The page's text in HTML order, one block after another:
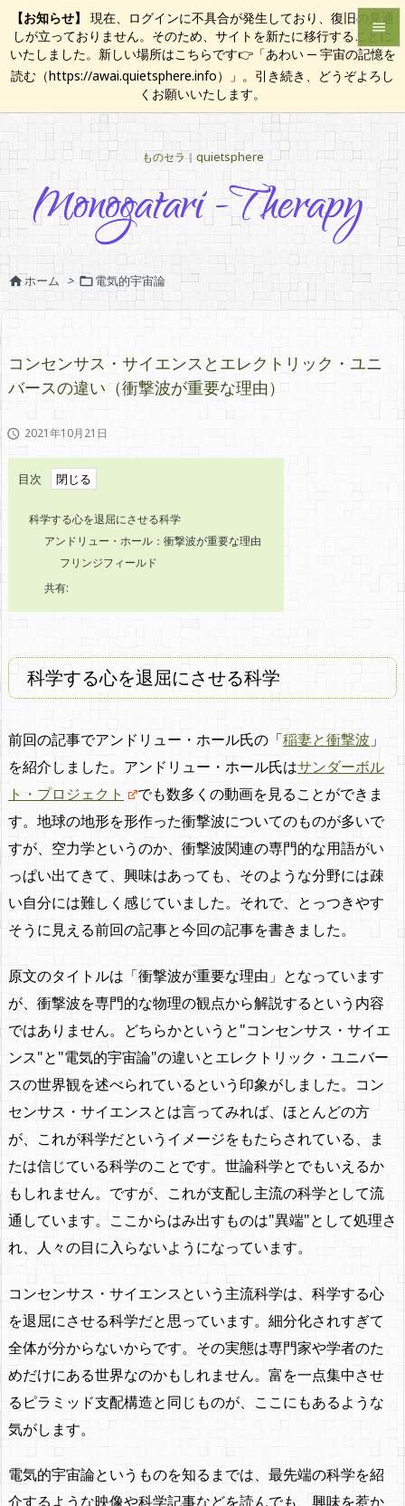
【お知らせ】
現在、ログインに不具合が発生しており、復旧の見通
しが立っておりません。そのため、サイトを新たに移行することに
いたしました。新しい場所はこちらです👉「あわい ─ 宇宙の記憶を
読む（https://awai.quietsphere.info）」。引き続き、どうぞよろし
くお願いいたします。
ものセラ｜quietsphere


メニュ

サイド


次へ

検索
ホーム > 電気的宇宙論
コンセンサス・サイエンスとエレクトリック・ユニ
バースの違い（衝撃波が重要な理由）
 2021年10月21日
目次
科学する心を退屈にさせる科学
アンドリュー・ホール：衝撃波が重要な理由
フリンジフィールド
共有:
科学する心を退屈にさせる科学
前回の記事でアンドリュー・ホール氏の「稲妻と衝撃波 」
を紹介しました。アンドリュー・ホール氏はサンダーボル
ト・プロジェクト
でも数多くの動画を見ることができま
す。地球の地形を形作った衝撃波についてのものが多いで
すが、空力学というのか、衝撃波関連の専門的な用語がい
っぱい出てきて、興味はあっても、そのような分野には疎
い自分には難しく感じていました。それで、とっつきやす
そうに見える前回の記事と今回の記事を書きました。
原文のタイトルは「衝撃波が重要な理由」となっています
が、衝撃波を専門的な物理の観点から解説するという内容
ではありません。どちらかというと"コンセンサス・サイエ
ンス"と"電気的宇宙論"の違いとエレクトリック・ユニバー
スの世界観を述べられているという印象がしました。コン
センサス・サイエンスとは言ってみれば、ほとんどの方
が、これが科学だというイメージをもたらされている、ま
たは信じている科学のことです。世論科学とでもいえるか
もしれません。ですが、これが支配し主流の科学として流
通しています。ここからはみ出すものは"異端"として処理さ
れ、人々の目に入らないようになっています。
コンセンサス・サイエンスという主流科学は、科学する心
を退屈にさせる科学だと思っています。細分化されすぎて
全体が分からないからです。その実態は専門家や学者のた
めだけにある世界なのかもしれません。富を一点集中させ
るピラミッド支配構造と同じものが、ここにもあるような
気がします。
電気的宇宙論というものを知るまでは、最先端の科学を紹
介するような映像や科学記事などを読んでも、興味を惹か